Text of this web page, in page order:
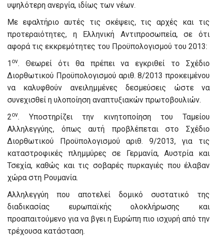
υψηλότερη ανεργία, ιδίως των νέων.
Με εφαλτήριο αυτές τις σκέψεις, τις αρχές και τις
προτεραιότητες, η Ελληνική Αντιπροσωπεία, σε ότι
αφορά τις εκκρεμότητες του Προϋπολογισμού του 2013:
1 ον. Θεωρεί ότι θα πρέπει να εγκριθεί το Σχέδιο
Διορθωτικού Προϋπολογισμού αριθ. 8/2013 προκειμένου
να καλυφθούν ανειλημμένες δεσμεύσεις ώστε να
συνεχισθεί η υλοποίηση αναπτυξιακών πρωτοβουλιών.
2ον. Υποστηρίζει την κινητοποίηση του Ταμείου
Αλληλεγγύης, όπως αυτή προβλέπεται στο Σχέδιο
Διορθωτικού Προϋπολογισμού αριθ. 9/2013, για τις
καταστροφικές πλημμύρες σε Γερμανία, Αυστρία και
Τσεχία, καθώς και τις σοβαρές πυρκαγιές που έλαβαν
χώρα στη Ρουμανία.
Αλληλεγγύη που αποτελεί δομικό συστατικό της
διαδικασίας ευρωπαϊκής ολοκλήρωσης και
προαπαιτούμενο για να βγει η Ευρώπη πιο ισχυρή από την
τρέχουσα κατάσταση.